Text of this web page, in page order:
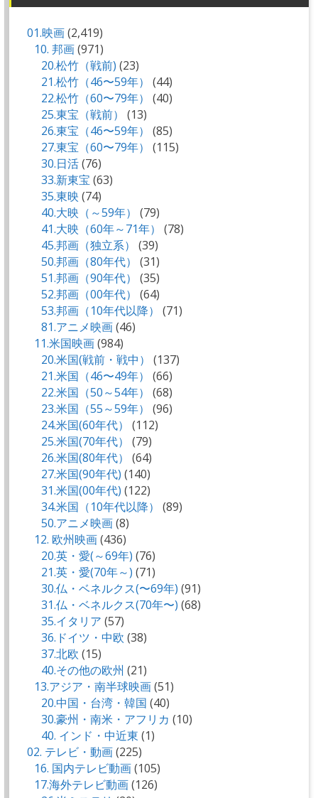
01.映画(2,419)
10. 邦画(971)
20.松竹（戦前) (23)
21.松竹（46〜59年）
(44)
22.松竹（60〜79年）
(40)
25.東宝（戦前）
(13)
26.東宝（46〜59年）
(85)
27.東宝（60〜79年）
(115)
30.日活(76)
33.新東宝 (63)
35.東映 (74)
40.大映（～59年）
(79)
41.大映（60年～71年）
(78)
45.邦画（独立系）
(39)
50.邦画（80年代）
(31)
51.邦画（90年代）
(35)
52.邦画（00年代）
(64)
53.邦画（10年代以降）
(71)
81.アニメ映画(46)
11.米国映画(984)
20.米国(戦前・戦中）
(137)
21.米国（46〜49年）
(66)
22.米国（50～54年）
(68)
23.米国（55～59年）
(96)
24.米国(60年代）
(112)
25.米国(70年代）
(79)
26.米国(80年代）
(64)
27.米国(90年代) (140)
31.米国(00年代) (122)
34.米国（10年代以降）
(89)
50.アニメ映画(8)
12. 欧州映画(436)
20.英・愛(～69年) (76)
21.英・愛(70年～) (71)
30.仏・ベネルクス(〜69年) (91)
31.仏・ベネルクス(70年〜) (68)
35.イタリア (57)
36.ドイツ・中欧 (38)
37.北欧 (15)
40.その他の欧州 (21)
13.アジア・南半球映画(51)
20.中国・台湾・韓国 (40)
30.豪州・南米・アフリカ (10)
40. インド・中近東 (1)
02. テレビ・動画(225)
16. 国内テレビ動画(105)
17.海外テレビ動画(126)